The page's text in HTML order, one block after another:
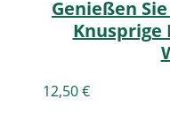
Genießen
Knusprige
12,50€